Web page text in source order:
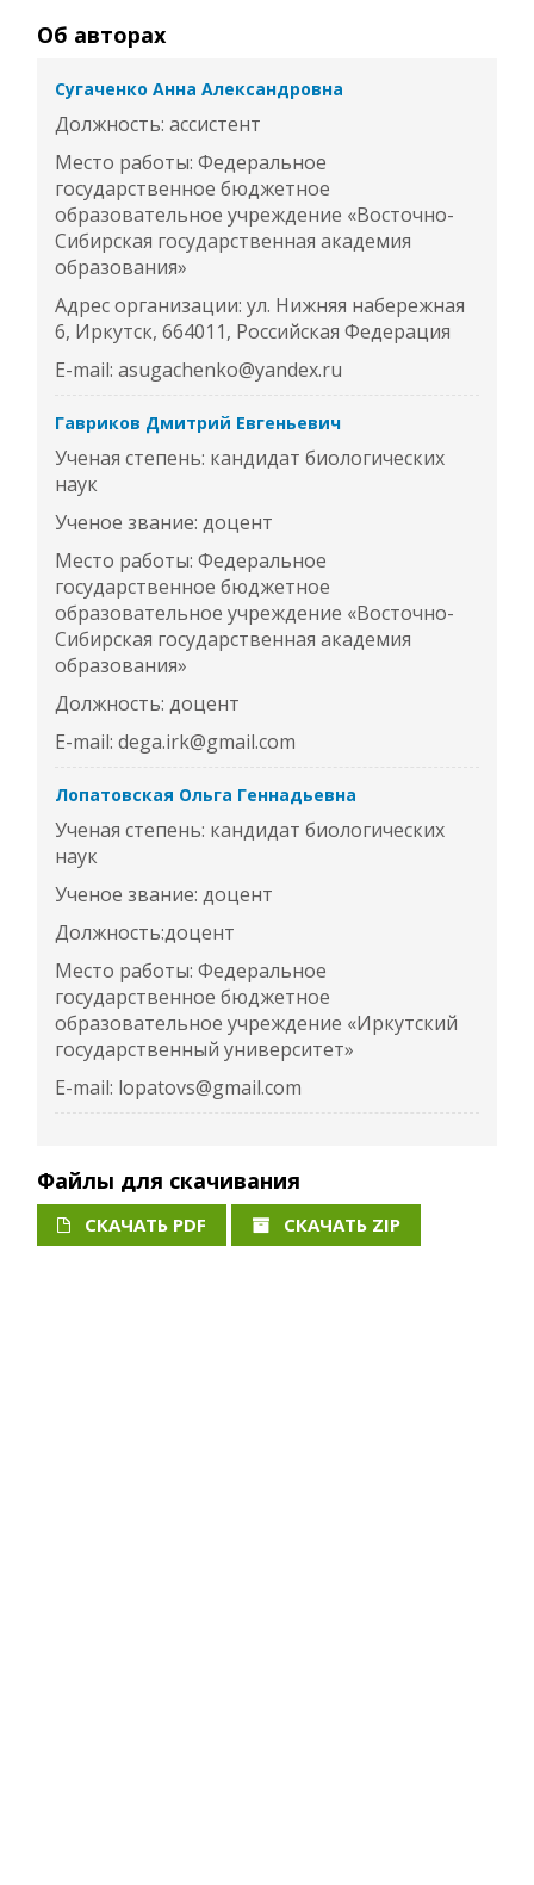
Об авторах
Сугаченко Анна Александровна
Должность: ассистент
Место работы: Федеральное
государственное бюджетное
образовательное учреждение «Восточно-
Сибирская государственная академия
образования»
Адрес организации: ул. Нижняя набережная
6, Иркутск, 664011, Российская Федерация
E-mail: asugachenko@yandex.ru
Гавриков Дмитрий Евгеньевич
Ученая степень: кандидат биологических
наук
Ученое звание: доцент
Место работы: Федеральное
государственное бюджетное
образовательное учреждение «Восточно-
Сибирская государственная академия
образования»
Должность: доцент
E-mail: dega.irk@gmail.com
Лопатовская Ольга Геннадьевна
Ученая степень: кандидат биологических
наук
Ученое звание: доцент
Должность:доцент
Место работы: Федеральное
государственное бюджетное
образовательное учреждение «Иркутский
государственный университет»
E-mail: lopatovs@gmail.com
Файлы для скачивания
СКАЧАТЬ PDF СКАЧАТЬ ZIP